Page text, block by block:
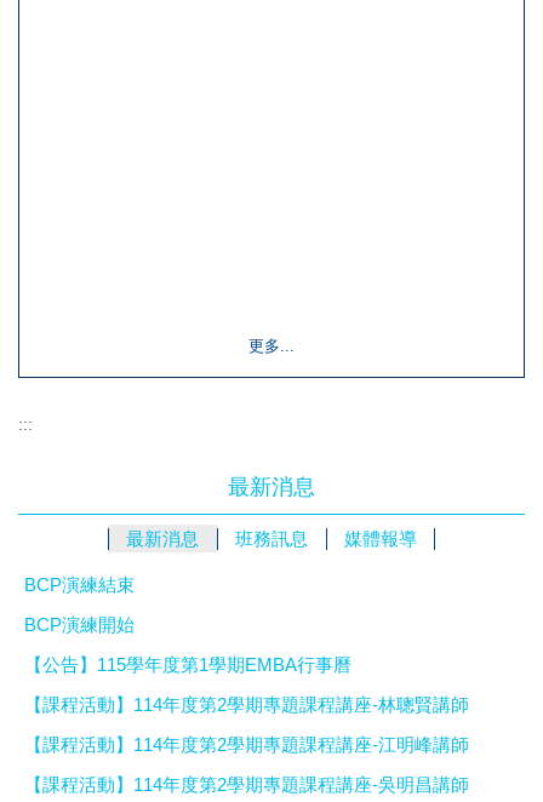
更多...
:::
最新消息
最新消息 班務訊息 媒體報導
BCP演練結束
BCP演練開始
【公告】115學年度第1學期EMBA行事曆
【課程活動】114年度第2學期專題課程講座-林聰賢講師
【課程活動】114年度第2學期專題課程講座-江明峰講師
【課程活動】114年度第2學期專題課程講座-吳明昌講師